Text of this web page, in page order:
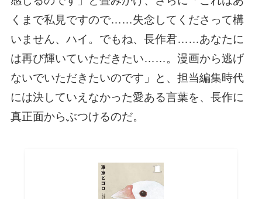
くまで私見ですので……失念してくださって構
いません、ハイ。でもね、長作君……あなたに
は再び輝いていただきたい……。漫画から逃げ
ないでいただきたいのです」と、担当編集時代
には決していえなかった愛ある言葉を、長作に
真正面からぶつけるのだ。